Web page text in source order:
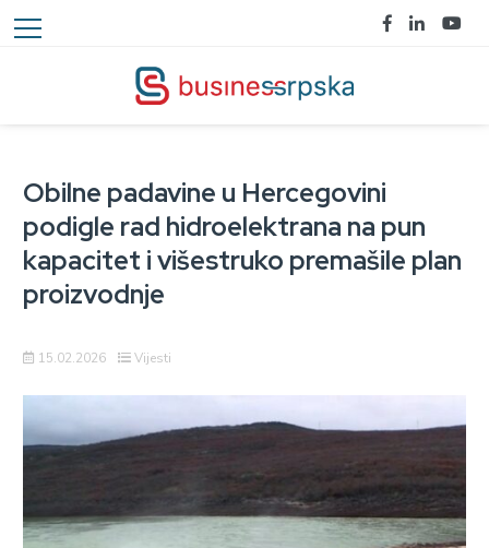
Obilne padavine u Hercegovini
podigle rad hidroelektrana na pun
kapacitet i višestruko premašile plan
proizvodnje
15.02.2026 Vijesti